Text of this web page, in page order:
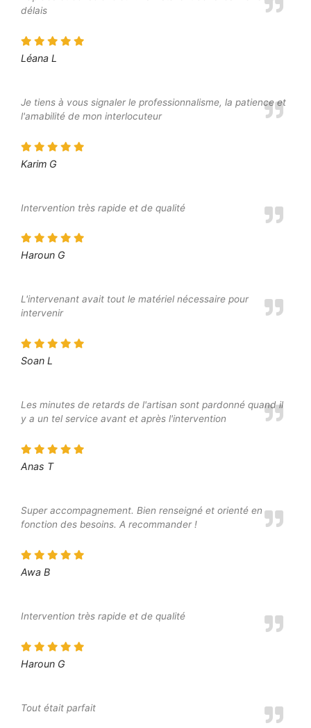
délais
Léana L
Je tiens à vous signaler le professionnalisme, la patience et
l'amabilité de mon interlocuteur
Karim G
Intervention très rapide et de qualité
Haroun G
L'intervenant avait tout le matériel nécessaire pour
intervenir
Soan L
Les minutes de retards de l'artisan sont pardonné quand il
y a un tel service avant et après l'intervention
Anas T
Super accompagnement. Bien renseigné et orienté en
fonction des besoins. A recommander !
Awa B
Intervention très rapide et de qualité
Haroun G
Tout était parfait